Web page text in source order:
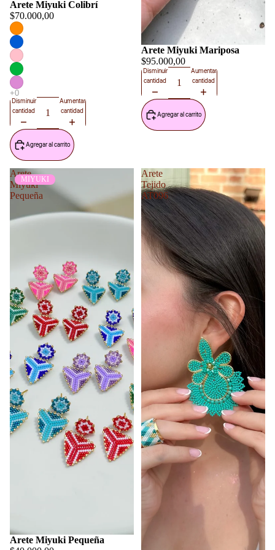
Arete Miyuki Colibrí
$70.000,00
Disminuir
cantidad
Aumentar
cantidad
Agregar al carrito
Arete Miyuki Mariposa
$95.000,00
Disminuir
cantidad
Aumentar
cantidad
Agregar al carrito
Arete
Miyuki
Pequeña
MIYUKI
Arete Miyuki Pequeña
Arete
Tejido
AT096